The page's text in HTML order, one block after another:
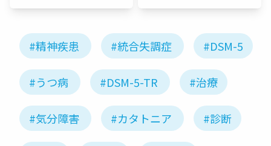
#精神疾患 #統合失調症 #DSM-5
#うつ病 #DSM-5-TR #治療
#気分障害 #カタトニア #診断